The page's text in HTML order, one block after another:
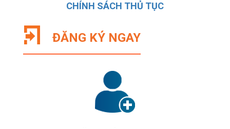
CHÍNH SÁCH THỦ TỤC
ĐĂNG KÝ NGAY